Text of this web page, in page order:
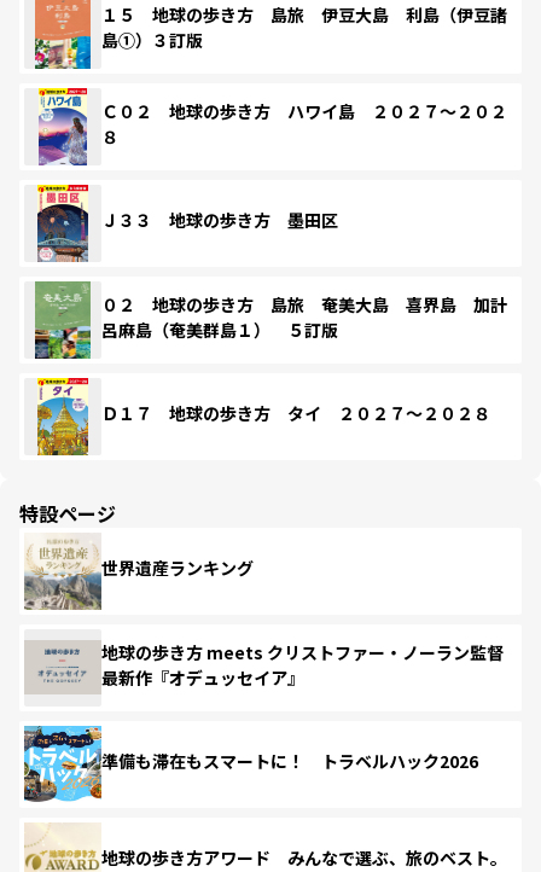
１５ 地球の歩き方 島旅 伊豆大島 利島（伊豆諸
島①）３訂版
Ｃ０２ 地球の歩き方 ハワイ島 ２０２７～２０２
８
Ｊ３３ 地球の歩き方 墨田区
０２ 地球の歩き方 島旅 奄美大島 喜界島 加計
呂麻島（奄美群島１） ５訂版
Ｄ１７ 地球の歩き方 タイ ２０２７～２０２８
特設ページ
世界遺産ランキング
地球の歩き方 meets クリストファー・ノーラン監督
最新作『オデュッセイア』
準備も滞在もスマートに！ トラベルハック2026
地球の歩き方アワード みんなで選ぶ、旅のベスト。